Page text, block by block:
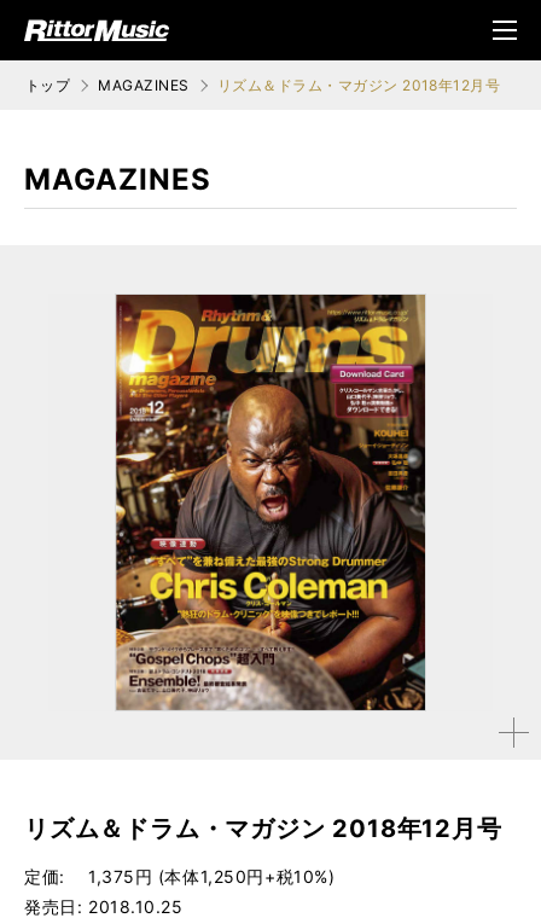
ジック (Rittor Musi
メニ
ュ
トップ MAGAZINES リズム＆ドラム・マガジン 2018年12月号
MAGAZINES
拡大す
リズム＆ドラム・マガジン 2018年12月号
定価
1,375円 (本体1,250円+税10%)
発売日
2018.10.25